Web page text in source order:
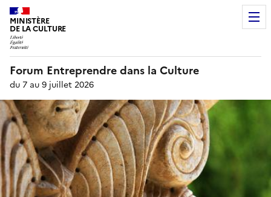
MINISTÈRE
DE LA CULTURE
Forum Entreprendre dans la Culture
du 7 au 9 juillet 2026